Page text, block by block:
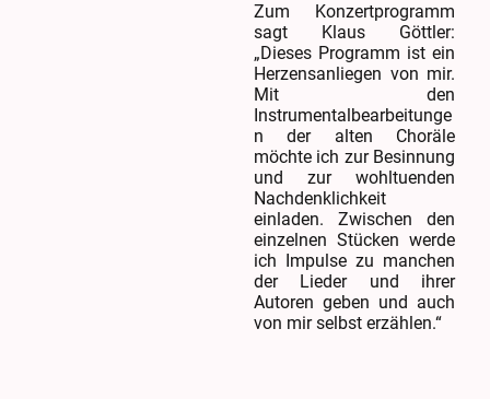
Zum Konzertprogramm
sagt Klaus Göttler:
„Dieses Programm ist ein
Herzensanliegen von mir.
Mit den
Instrumentalbearbeitunge
n der alten Choräle
möchte ich zur Besinnung
und zur wohltuenden
Nachdenklichkeit
einladen. Zwischen den
einzelnen Stücken werde
ich Impulse zu manchen
der Lieder und ihrer
Autoren geben und auch
von mir selbst erzählen.“